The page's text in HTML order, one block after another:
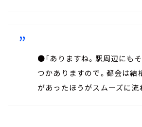
●「ありますね。駅周辺にも
つかありますので。都会は結
があったほうがスムーズに流